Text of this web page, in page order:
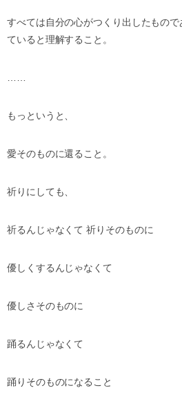
すべては自分の心がつくり出したもの
ていると理解すること。
……
もっというと、
愛そのものに還ること。
祈りにしても、
祈るんじゃなくて 祈りそのものに
優しくするんじゃなくて
優しさそのものに
踊るんじゃなくて
踊りそのものになること